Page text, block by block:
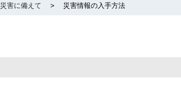
災害に備えて > 災害情報の入手方法